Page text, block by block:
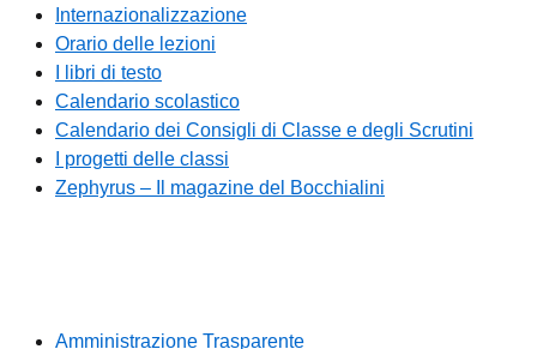
Internazionalizzazione
Orario delle lezioni
I libri di testo
Calendario scolastico
Calendario dei Consigli di Classe e degli Scrutini
I progetti delle classi
Zephyrus – Il magazine del Bocchialini
Amministrazione Trasparente